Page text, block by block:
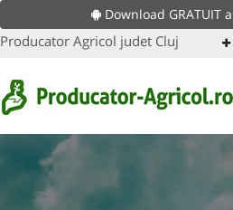
Download GRATUIT
Producator Agricol judet Cluj